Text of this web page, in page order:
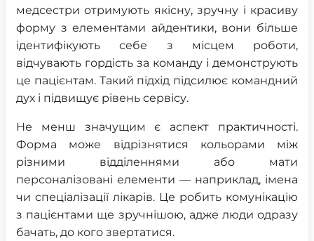
медсестри отримують якісну, зручну і красиву
форму з елементами айдентики, вони більше
ідентифікують себе з місцем роботи,
відчувають гордість за команду і демонструють
це пацієнтам. Такий підхід підсилює командний
дух і підвищує рівень сервісу.
Не менш значущим є аспект практичності.
Форма може відрізнятися кольорами між
різними відділеннями або мати
персоналізовані елементи — наприклад, імена
чи спеціалізації лікарів. Це робить комунікацію
з пацієнтами ще зручнішою, адже люди одразу
бачать, до кого звертатися.